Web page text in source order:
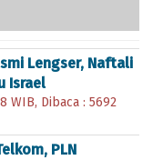
Lengser, Naftali
Israel
WIB, Dibaca : 5692
PLN